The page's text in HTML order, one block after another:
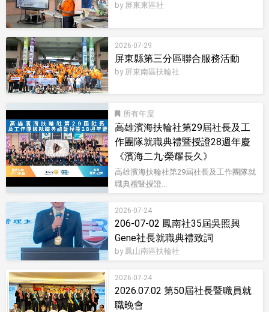
by 屏東東區社
2026-07-29
屏東縣第三分區聯合服務活動
by 屏東南區扶輪社
影音型錄
所有
高雄濱海扶輪社第29屆社長及工
作團隊就職典禮暨授證28週年慶
《濱海二九·榮耀長久》
高雄濱海扶輪社第29屆社長及工作團隊就
職典禮暨授證...
2026-07-24
206-07-02 鳳南社35屆吳照興
Gene社長就職典禮致詞
by 鳳山南區扶輪社
2026-07-24
2026.07.02 第50屆社長暨職員就
職晚會